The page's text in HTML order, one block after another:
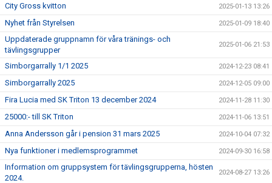
City Gross kvitton 2025-01-13 13:26
Nyhet från Styrelsen 2025-01-09 18:40
Uppdaterade gruppnamn för våra tränings- och
tävlingsgrupper
2025-01-06 21:53
Simborgarrally 1/1 2025 2024-12-23 08:41
Simborgarrally 2025 2024-12-05 09:00
Fira Lucia med SK Triton 13 december 2024 2024-11-28 11:30
25000:- till SK Triton 2024-11-06 13:51
Anna Andersson går i pension 31 mars 2025 2024-10-04 07:32
Nya funktioner i medlemsprogrammet 2024-09-30 16:58
Information om gruppsystem för tävlingsgrupperna, hösten
2024.
2024-08-27 13:26